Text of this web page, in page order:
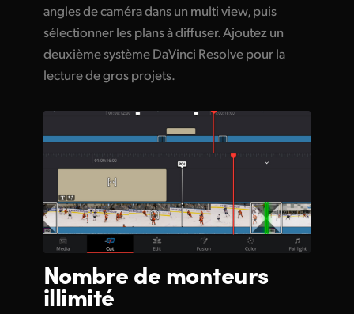
angles de caméra dans un multi view, puis
sélectionner les plans à diffuser. Ajoutez un
deuxième système DaVinci Resolve pour la
lecture de gros projets.
Nombre demonteurs
illimité